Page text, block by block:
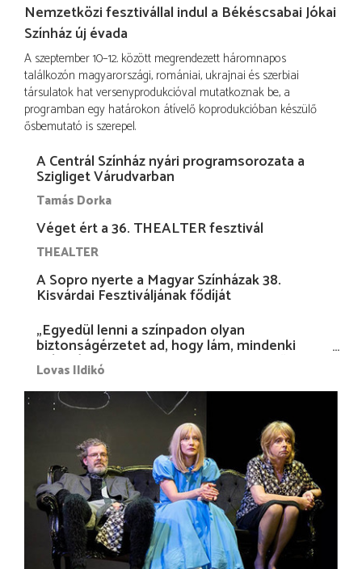
Nemzetközi fesztivállal indul a Békéscsabai Jókai
Színház új évada
A szeptember 10–12. között megrendezett háromnapos
találkozón magyarországi, romániai, ukrajnai és szerbiai
társulatok hat versenyprodukcióval mutatkoznak be, a
programban egy határokon átívelő koprodukcióban készülő
ősbemutató is szerepel.
A Centrál Színház nyári programsorozata a
Szigliget Várudvarban
Tamás Dorka
Véget ért a 36. THEALTER fesztivál
THEALTER
A Sopro nyerte a Magyar Színházak 38.
Kisvárdai Fesztiváljának fődíját
„Egyedül lenni a színpadon olyan
biztonságérzetet ad, hogy lám, mindenki
más nélkül is megvagyok magammal…”
Lovas Ildikó